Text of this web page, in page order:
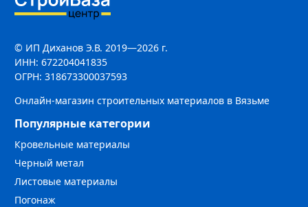
© ИП Диханов Э.В. 2019—2026 г.
ИНН: 672204041835
ОГРН: 318673300037593
Онлайн-магазин строительных материалов в Вязьме
Популярные категории
Кровельные материалы
Черный метал
Листовые материалы
Погонаж